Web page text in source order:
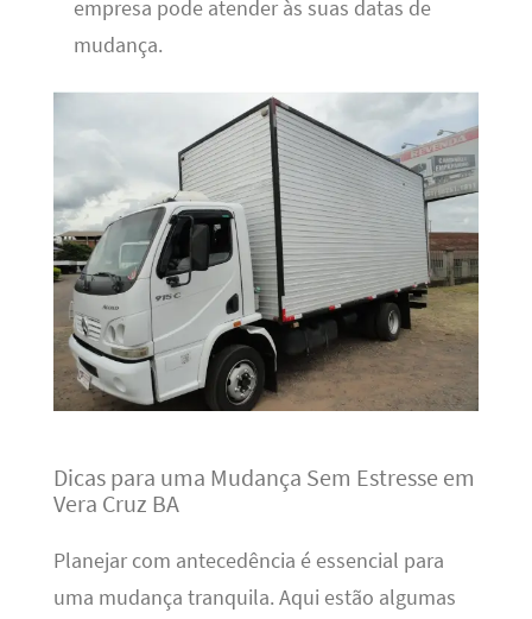
empresa pode atender às suas datas de
mudança.
Dicas para uma Mudança Sem Estresse em
Vera Cruz BA
Planejar com antecedência é essencial para
uma mudança tranquila. Aqui estão algumas